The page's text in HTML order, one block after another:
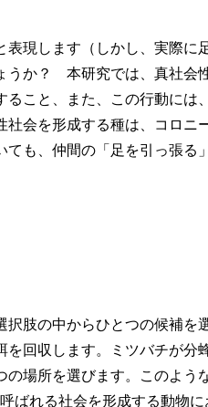
現します（しかし、実際に
うか？ 本研究では、真社会
こと、また、この行動に
会を形成する種は、コロ
も、仲間の「足を引っ張
肢の中からひとつの候補
回収します。ミツバチが分
場所を選びます。このよ
れる社会を形成する動物に